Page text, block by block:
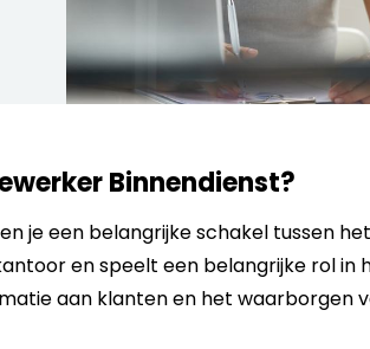
Binnendienst?
je een belangrijke schakel tussen
en speelt een belangrijke rol in
aan klanten en het waarborgen